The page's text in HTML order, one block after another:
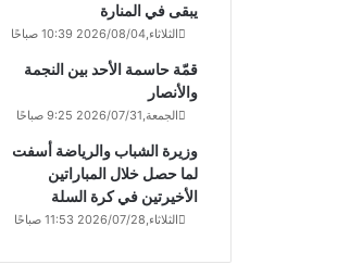
يبقى في المنارة
الثلاثاء,2026/08/04 10:39 صباحًا
قمّة حاسمة الأحد بين النجمة
والأنصار
الجمعة,2026/07/31 9:25 صباحًا
وزيرة الشباب والرياضة أسفت
لما حصل خلال المباراتين
الأخيرتين في كرة السلة
الثلاثاء,2026/07/28 11:53 صباحًا